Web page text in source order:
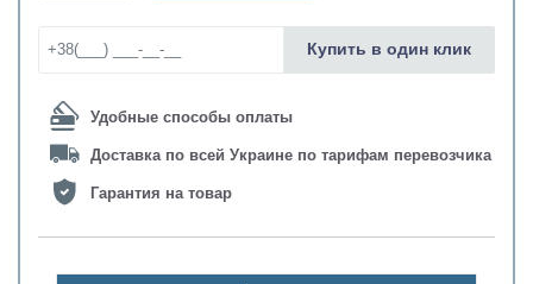
Удобные способы оплаты
Доставка по всей Украине по тарифам перевозчика
Гарантия на товар
Купить в один клик